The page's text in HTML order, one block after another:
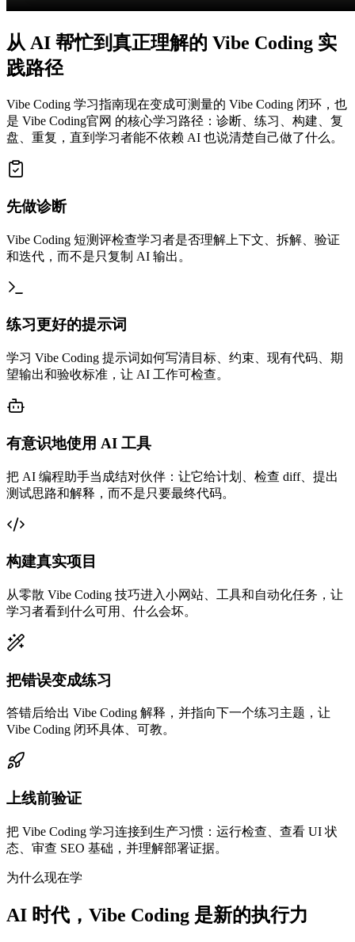
从 AI 帮忙到真正理解的 Vibe Coding 实
践路径
Vibe Coding 学习指南现在变成可测量的 Vibe Coding 闭环，也
是 Vibe Coding官网 的核心学习路径：诊断、练习、构建、复
盘、重复，直到学习者能不依赖 AI 也说清楚自己做了什么。
先做诊断
Vibe Coding 短测评检查学习者是否理解上下文、拆解、验证
和迭代，而不是只复制 AI 输出。
练习更好的提示词
学习 Vibe Coding 提示词如何写清目标、约束、现有代码、期
望输出和验收标准，让 AI 工作可检查。
有意识地使用 AI 工具
把 AI 编程助手当成结对伙伴：让它给计划、检查 diff、提出
测试思路和解释，而不是只要最终代码。
构建真实项目
从零散 Vibe Coding 技巧进入小网站、工具和自动化任务，让
学习者看到什么可用、什么会坏。
把错误变成练习
答错后给出 Vibe Coding 解释，并指向下一个练习主题，让
Vibe Coding 闭环具体、可教。
上线前验证
把 Vibe Coding 学习连接到生产习惯：运行检查、查看 UI 状
态、审查 SEO 基础，并理解部署证据。
为什么现在学
AI 时代，Vibe Coding 是新的执行力